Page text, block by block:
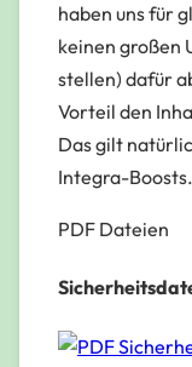
haben uns für
keinen großen
stellen) dafür
Vorteil den
Das gilt
Integra-Boosts.
PDF Dateien